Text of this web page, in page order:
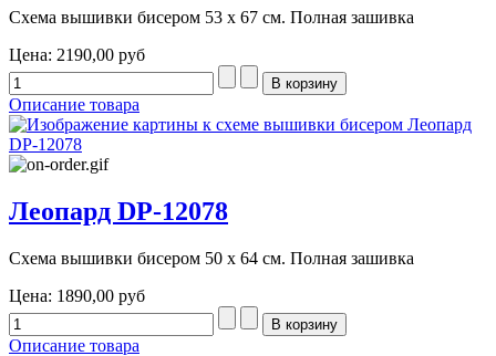
Схема вышивки бисером 53 х 67 см. Полная зашивка
Цена: 2190,00 руб
Описание товара
Леопард DP-12078
Схема вышивки бисером 50 х 64 см. Полная зашивка
Цена: 1890,00 руб
Описание товара